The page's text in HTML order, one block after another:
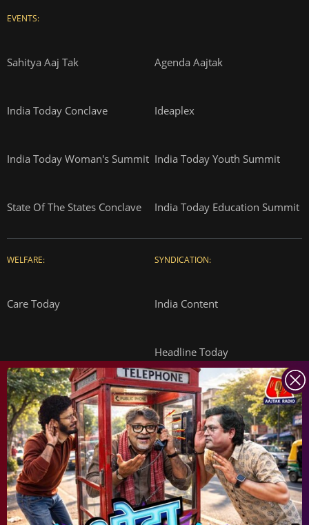
EVENTS:
Sahitya Aaj Tak Agenda Aajtak
India Today Conclave Ideaplex
India Today Woman's Summit India Today Youth Summit
State Of The States Conclave India Today Education Summit
WELFARE:
Care Today
SYNDICATION:
India Content
Headline Today
INDIA TODAY DAILYO ICHOWK ARCHIVE
DOWNLOAD APP